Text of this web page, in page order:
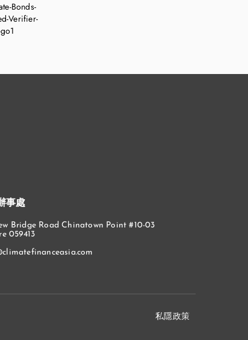
事處
Bridge Road Chinatown Point #10-03
059413
私隱政策